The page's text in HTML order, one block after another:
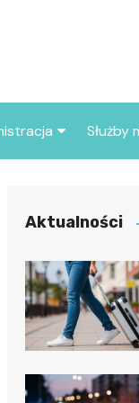
miasta
Służby
Policja
Aktualności